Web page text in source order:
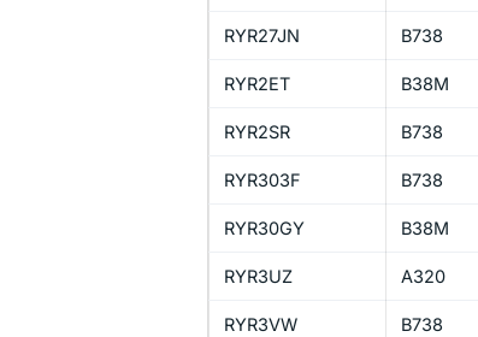
RYR27JN B738
RYR2ET B38M
RYR2SR B738
RYR303F B738
RYR30GY B38M
RYR3UZ A320
RYR3VW B738